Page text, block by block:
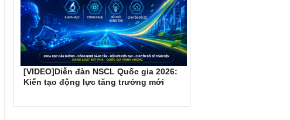
[VIDEO]Diễn đàn NSCL Quốc gia 2026:
Kiến tạo động lực tăng trưởng mới